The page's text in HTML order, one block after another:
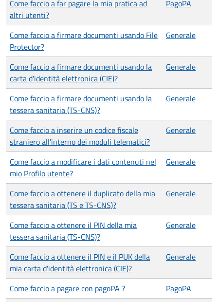
Come faccio a far pagare la mia pratica ad
altri utenti?
PagoPA
Come faccio a firmare documenti usando File
Protector?
Generale
Come faccio a firmare documenti usando la
carta d'identità elettronica (CIE)?
Generale
Come faccio a firmare documenti usando la
tessera sanitaria (TS-CNS)?
Generale
Come faccio a inserire un codice fiscale
straniero all'interno dei moduli telematici?
Generale
Come faccio a modificare i dati contenuti nel
mio Profilo utente?
Generale
Come faccio a ottenere il duplicato della mia
tessera sanitaria (TS e TS-CNS)?
Generale
Come faccio a ottenere il PIN della mia
tessera sanitaria (TS-CNS)?
Generale
Come faccio a ottenere il PIN e il PUK della
mia carta d'identità elettronica (CIE)?
Generale
Come faccio a pagare con pagoPA ?
PagoPA